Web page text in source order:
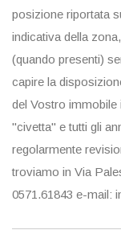
posizione riportata
indicativa della
(quando presenti)
capire la
del Vostro immobile
"civetta" e tutti gli
regolarmente
troviamo in Via
0571.61843 e-mail: